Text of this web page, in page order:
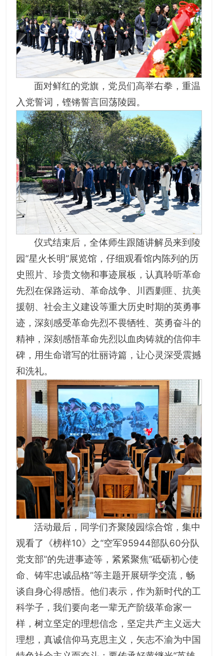
面对鲜红的党旗，党员们高举右拳，重温
入党誓词，铿锵誓言回荡陵园。
仪式结束后，全体师生跟随讲解员来到陵
园“星火长明”展览馆，仔细观看馆内陈列的历
史照片、珍贵文物和事迹展板，认真聆听革命
先烈在保路运动、革命战争、川西剿匪、抗美
援朝、社会主义建设等重大历史时期的英勇事
迹，深刻感受革命先烈不畏牺牲、英勇奋斗的
精神，深刻感悟革命先烈以血肉铸就的信仰丰
碑，用生命谱写的壮丽诗篇，让心灵深受震撼
和洗礼。
活动最后，同学们齐聚陵园综合馆，集中
观看了《榜样10》之“空军95944部队60分队
党支部”的先进事迹等，紧紧聚焦“砥砺初心使
命、铸牢忠诚品格”等主题开展研学交流，畅
谈自身心得感悟。他们表示，作为新时代的工
科学子，我们要向老一辈无产阶级革命家一
样，树立坚定的理想信念，坚定共产主义远大
理想，真诚信仰马克思主义，矢志不渝为中国